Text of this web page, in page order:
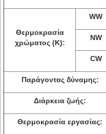
Θερμοκρασία
χρώματος (Κ):
WW
NW
CW
Παράγοντας δύναμης:
Διάρκεια ζωής:
Θερμοκρασία εργασίας: